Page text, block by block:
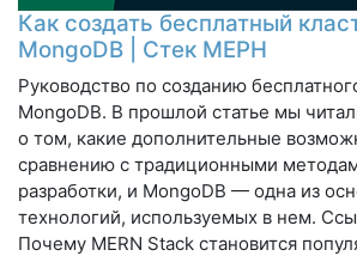
Как создать бесплатный
MongoDB | Стек МЕРН
Руководство по созданию
MongoDB. В прошлой статье мы
о том, какие дополнительные
сравнению с традиционными
разработки, и MongoDB — одна из
технологий, используемых в нем.
Почему MERN Stack становится